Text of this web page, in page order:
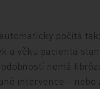
počítá
a věku pacienta
nemá
intervence – nebo